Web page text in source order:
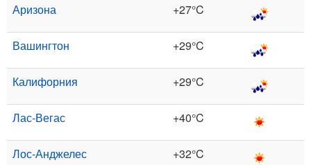
Аризона +27°C
Вашингтон +29°C
Калифорния +29°C
Лас-Вегас +40°C
Лос-Анджелес +32°C